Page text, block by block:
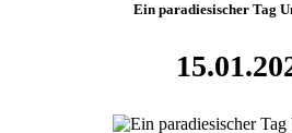
Ein paradiesischer Tag